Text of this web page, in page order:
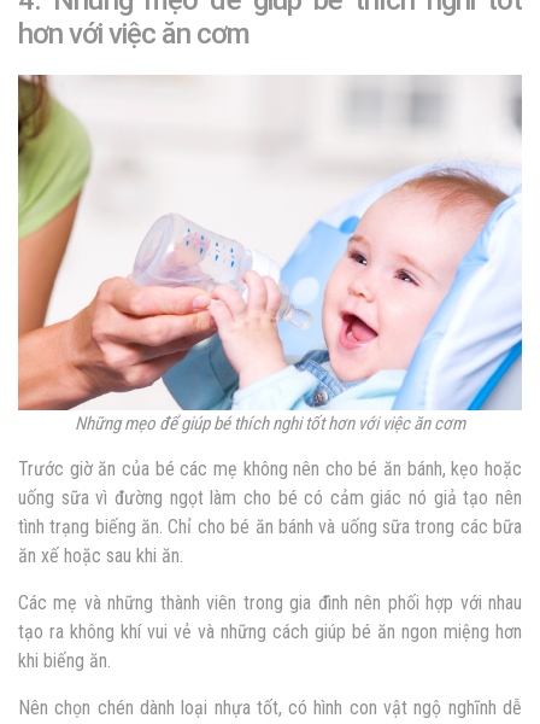
hơn với việc ăn cơm
Những mẹo để giúp bé thích nghi tốt hơn với việc ăn cơm
Trước giờ ăn của bé các mẹ không nên cho bé ăn bánh, kẹo hoặc
uống sữa vì đường ngọt làm cho bé có cảm giác nó giả tạo nên
tình trạng biếng ăn. Chỉ cho bé ăn bánh và uống sữa trong các bữa
ăn xế hoặc sau khi ăn.
Các mẹ và những thành viên trong gia đình nên phối hợp với nhau
tạo ra không khí vui vẻ và những cách giúp bé ăn ngon miệng hơn
khi biếng ăn.
Nên chọn chén dành loại nhựa tốt, có hình con vật ngộ nghĩnh dễ